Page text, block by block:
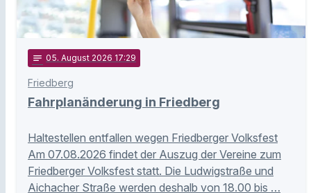
notes 05. August 2026 17:29
Friedberg
Fahrplanänderung in Friedberg
Haltestellen entfallen wegen Friedberger Volksfest
Am 07.08.2026 findet der Auszug der Vereine zum
Friedberger Volksfest statt. Die Ludwigstraße und
Aichacher Straße werden deshalb von 18.00 bis …